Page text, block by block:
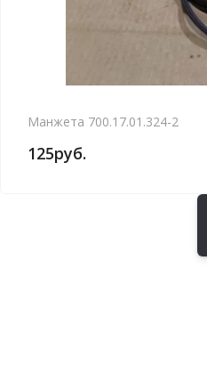
Манжета 700.17.01.324-2
125руб.